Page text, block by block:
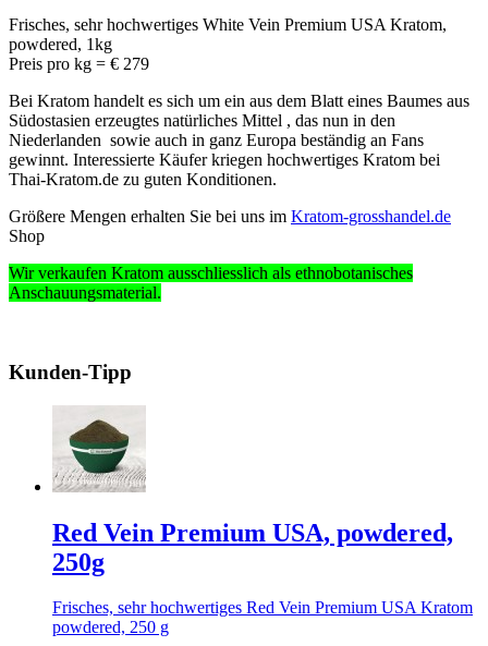
Frisches, sehr hochwertiges White Vein Premium USA Kratom,
powdered, 1kg
Preis pro kg = € 279
Bei Kratom handelt es sich um ein aus dem Blatt eines Baumes aus
Südostasien erzeugtes natürliches Mittel , das nun in den
Niederlanden sowie auch in ganz Europa beständig an Fans
gewinnt. Interessierte Käufer kriegen hochwertiges Kratom bei
Thai-Kratom.de zu guten Konditionen.
Größere Mengen erhalten Sie bei uns im Kratom-grosshandel.de
Shop
Wir verkaufen Kratom ausschliesslich als ethnobotanisches
Anschauungsmaterial.
Kunden-Tipp
Red Vein Premium USA, powdered,
250g
Frisches, sehr hochwertiges Red Vein Premium USA Kratom
powdered, 250 g